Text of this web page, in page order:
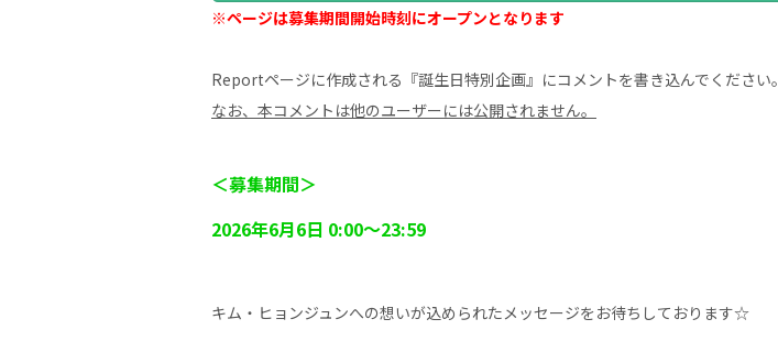
※ページは募集期間開始時刻にオープンとなります
Reportページに作成される『誕生日特別企画』にコメントを書き込んでください。
なお、本コメントは他のユーザーには公開されません。
＜募集期間＞
2026年6月6日 0:00～23:59
キム・ヒョンジュンへの想いが込められたメッセージをお待ちしております☆